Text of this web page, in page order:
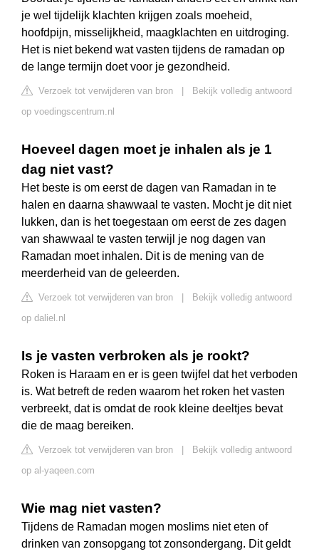
je wel tijdelijk klachten krijgen zoals moeheid,
hoofdpijn, misselijkheid, maagklachten en uitdroging.
Het is niet bekend wat vasten tijdens de ramadan op
de lange termijn doet voor je gezondheid.
Verzoek tot verwijderen van bron
Bekijk volledig antwoord
op voedingscentrum.nl
Hoeveel dagen moet je inhalen als je 1
dag niet vast?
Het beste is om eerst de dagen van Ramadan in te
halen en daarna shawwaal te vasten. Mocht je dit niet
lukken, dan is het toegestaan om eerst de zes dagen
van shawwaal te vasten terwijl je nog dagen van
Ramadan moet inhalen. Dit is de mening van de
meerderheid van de geleerden.
Verzoek tot verwijderen van bron
Bekijk volledig antwoord
op daliel.nl
Is je vasten verbroken als je rookt?
Roken is Haraam en er is geen twijfel dat het verboden
is. Wat betreft de reden waarom het roken het vasten
verbreekt, dat is omdat de rook kleine deeltjes bevat
die de maag bereiken.
Verzoek tot verwijderen van bron
Bekijk volledig antwoord
op al-yaqeen.com
Wie mag niet vasten?
Tijdens de Ramadan mogen moslims niet eten of
drinken van zonsopgang tot zonsondergang. Dit geldt